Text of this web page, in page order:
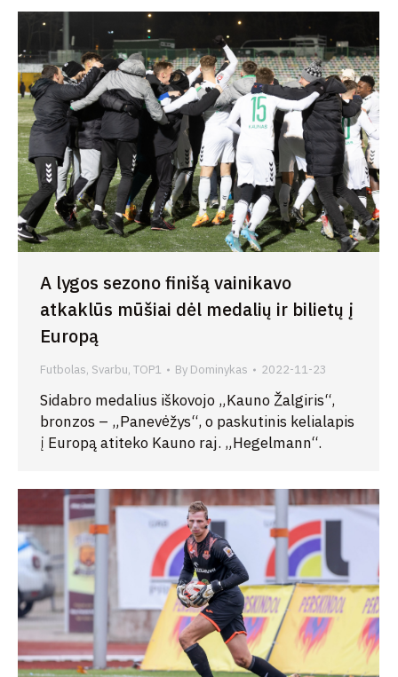
A lygos sezono finišą vainikavo
atkaklūs mūšiai dėl medalių ir bilietų į
Europą
Futbolas, Svarbu, TOP1 By Dominykas 2022-11-23
Sidabro medalius iškovojo „Kauno Žalgiris“,
bronzos – „Panevėžys“, o paskutinis kelialapis
į Europą atiteko Kauno raj. „Hegelmann“.